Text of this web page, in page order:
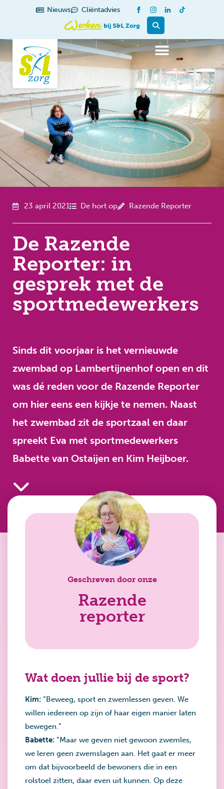
Nieuws Cliëntadvies
23 april 2021 De hort op Razende Reporter
De Razende
Reporter: in
gesprek met de
sportmedewerkers
Sinds dit voorjaar is het vernieuwde
zwembad op Lambertijnenhof open en dit
was dé reden voor de Razende Reporter
om hier eens een kijkje te nemen. Naast
het zwembad zit de sportzaal en daar
spreekt Eva met sportmedewerkers
Babette van Ostaijen en Kim Heijboer.
Geschreven door onze
Razende
reporter
Wat doen jullie bij de sport?
Kim: “Beweeg, sport en zwemlessen geven. We
willen iedereen op zijn of haar eigen manier laten
bewegen.”
Babette: “Maar we geven niet gewoon zwemles,
we leren geen zwemslagen aan. Het gaat er meer
om dat bijvoorbeeld de bewoners die in een
rolstoel zitten, daar even uit kunnen. Op deze